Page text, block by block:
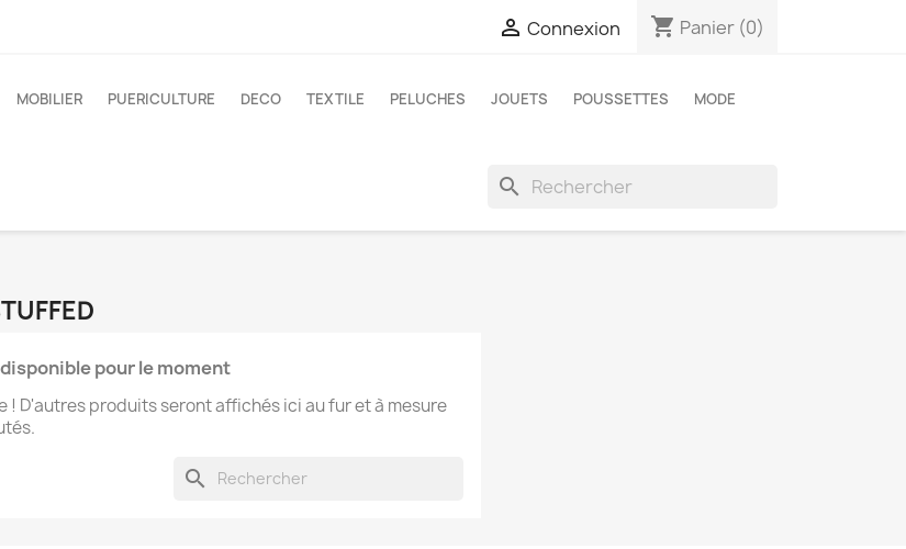
 Connexion shopping_cart Panier (0)
MOBILIER PUERICULTURE DECO TEXTILE PELUCHES JOUETS POUSSETTES MODE
search
pour le moment
! D'autres produits seront affichés ici au fur et à mesure
search